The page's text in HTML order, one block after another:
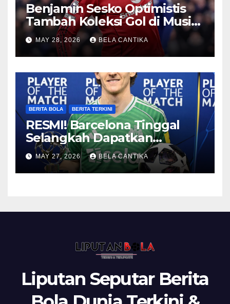
Benjamin Sesko Optimistis
Tambah Koleksi Gol di Musim
2026/27
MAY 28, 2026 BELA CANTIKA
BERITA BOLA BERITA TERKINI
RESMI! Barcelona Tinggal
Selangkah Dapatkan
Anthony Gordon
MAY 27, 2026 BELA CANTIKA
Liputan Seputar Berita